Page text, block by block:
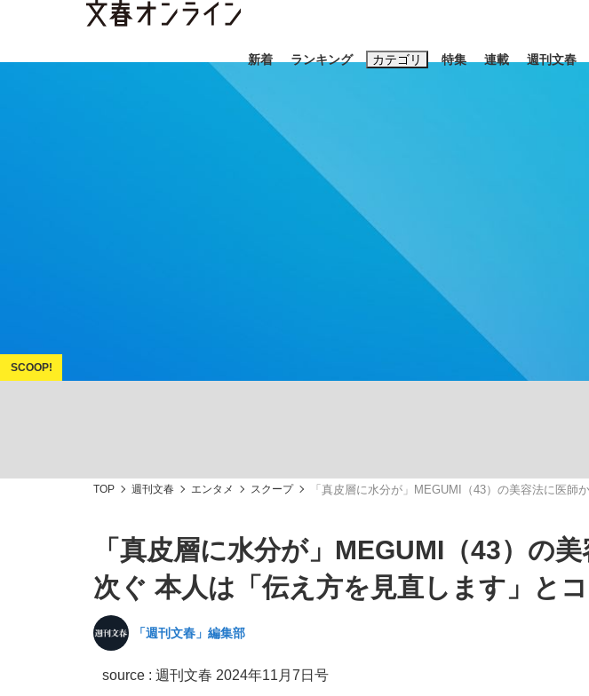
新着 ランキング カテゴリ
スクープ
「善か悪かはどちらでもいい」リアル『九条の大罪』弁護士が明かすトク...
特集
私のあのとき、私のいま
連載 週刊文春
おすすめのキーワードタグ一覧
#三山凌輝
#亀和田武
TOP 週刊文春 エンタメ スクープ 「真皮層に水分が」MEGUMI（43）の美容法に医師
「真皮層に水分が」MEGUMI（43）の
次ぐ 本人は「伝え方を見直します」と
「週刊文春」編集部
source : 週刊文春 2024年11月7日号